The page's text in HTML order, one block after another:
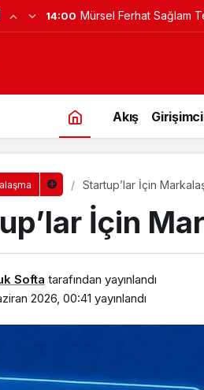
Programına Konuk Oldu
Akış
Startup’lar İçin
İçin
Softa tarafından yayınlandı
2026, 00:41 yayınlandı